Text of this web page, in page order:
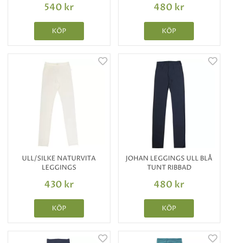
540 kr
KÖP
480 kr
KÖP
ULL/SILKE NATURVITA
LEGGINGS
430 kr
KÖP
JOHAN LEGGINGS ULL BLÅ
TUNT RIBBAD
480 kr
KÖP